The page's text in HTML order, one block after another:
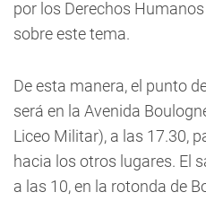
por los Derechos
sobre este tema.
De esta manera, el punto
será en la Avenida
Liceo Militar), a las 17.30,
hacia los otros lugares. El
a las 10, en la rotonda de